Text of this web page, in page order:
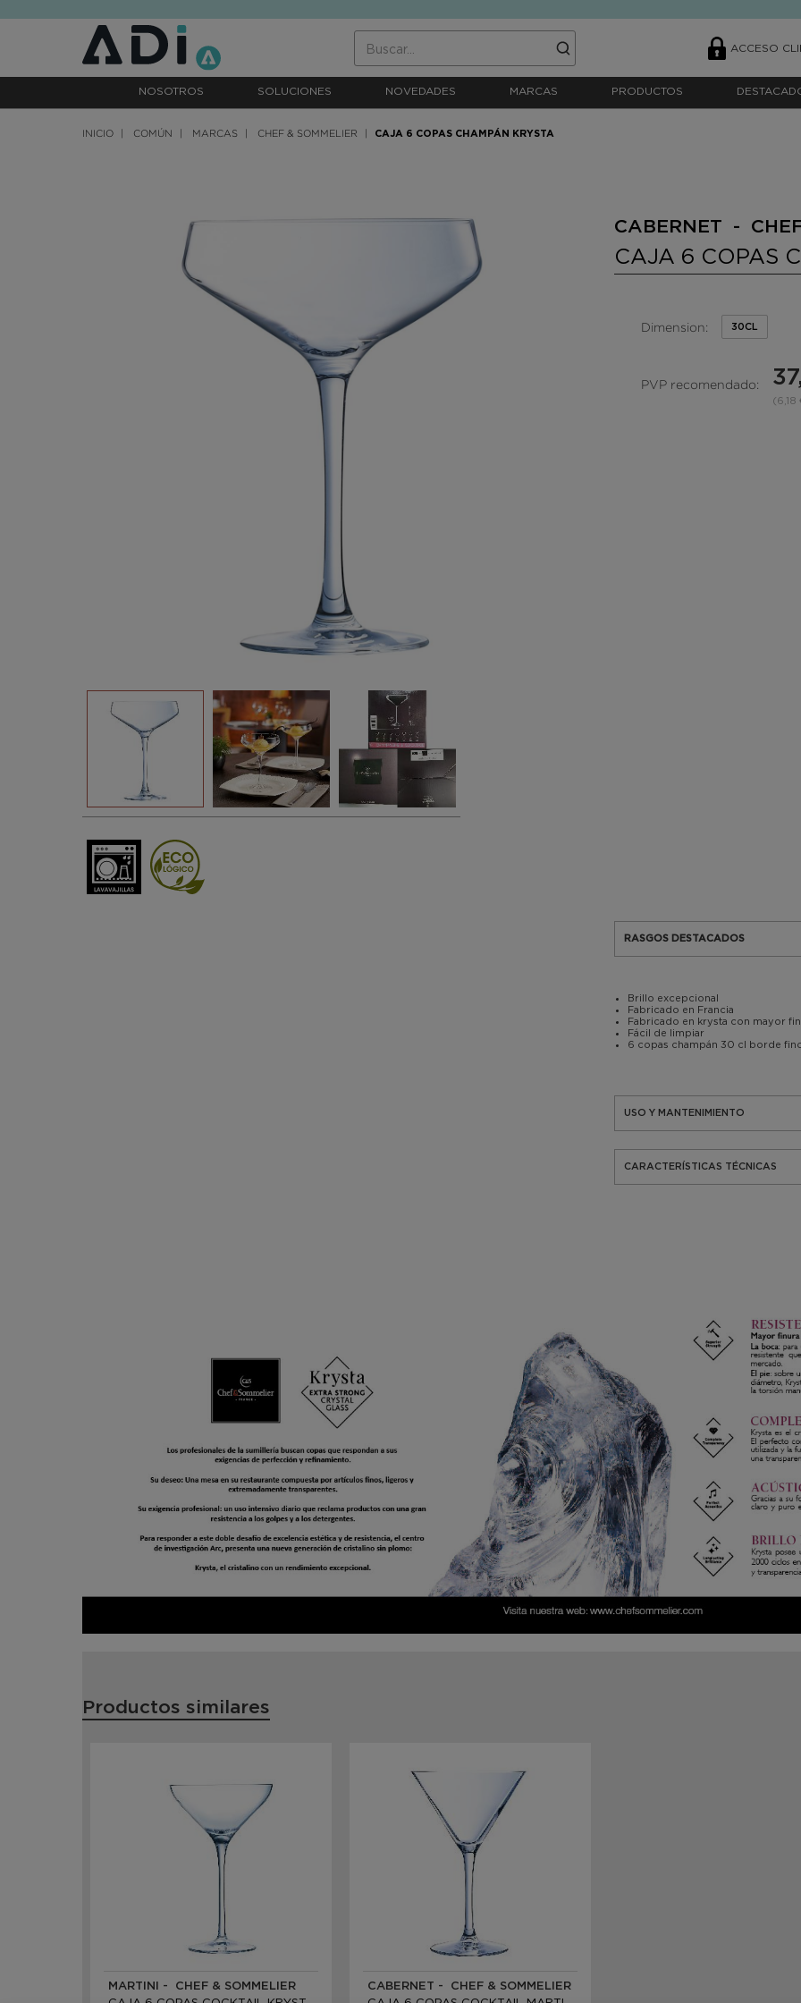
ACCESO
NOSOTROS SOLUCIONES NOVEDADES MARCAS PRODUCTOS
INICIO COMÚN MARCAS CHEF & SOMMELIER CAJA 6 COPAS CHAMPÁN KRYSTA
CABERNET -
CAJA 6 COPAS
Dimension: 30CL
PVP recomendado:
(6,18
RASGOS DESTACADOS
Brillo excepcional
Fabricado en Francia
Fabricado en krysta con mayor
Fácil de limpiar
6 copas champán 30 cl borde
USO Y MANTENIMIENTO
CARACTERÍSTICAS TÉCNICAS
Productos similares
MARTINI - CHEF & SOMMELIER CABERNET - CHEF & SOMMELIER